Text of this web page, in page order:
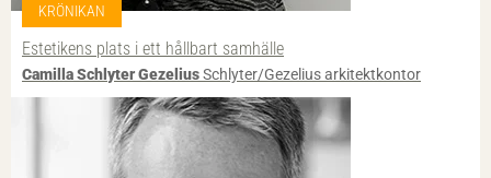
KRÖNIKAN
Estetikens plats i ett hållbart samhälle
Camilla Schlyter GezeliusSchlyter/Gezelius arkitektkontor